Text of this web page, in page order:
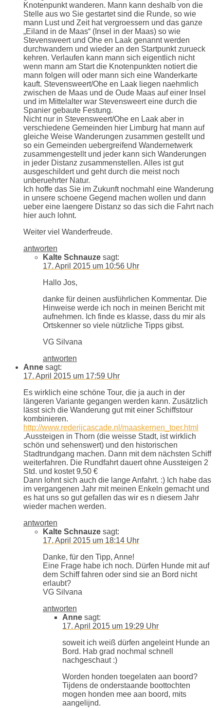
Knotenpunkt wanderen. Mann kann deshalb von die
Stelle aus wo Sie gestartet sind die Runde, so wie
mann Lust und Zeit hat vergroessern und das ganze
„Eiland in de Maas“ (Insel in der Maas) so wie
Stevensweert und Ohe en Laak genannt werden
durchwandern und wieder an den Startpunkt zurueck
kehren. Verlaufen kann mann sich eigentlich nicht
wenn mann am Start die Knotenpunkten notiert die
mann folgen will oder mann sich eine Wanderkarte
kauft. Stevensweert/Ohe en Laak liegen naehmlich
zwischen de Maas und de Oude Maas auf einer Insel
und im Mittelalter war Stevensweert eine durch die
Spanier gebaute Festung.
Nicht nur in Stevensweert/Ohe en Laak aber in
verschiedene Gemeinden hier Limburg hat mann auf
gleiche Weise Wanderungen zusammen gestellt und
so ein Gemeinden uebergreifend Wandernetwerk
zusammengestellt und jeder kann sich Wanderungen
in jeder Distanz zusammenstellen. Alles ist gut
ausgeschildert und geht durch die meist noch
unberuehrter Natur.
Ich hoffe das Sie im Zukunft nochmahl eine Wanderung
in unsere schoene Gegend machen wollen und dann
ueber eine laengere Distanz so das sich die Fahrt nach
hier auch lohnt.
Weiter viel Wanderfreude.
antworten
Kalte Schnauze sagt:
17. April 2015 um 10:56 Uhr
Hallo Jos,
danke für deinen ausführlichen Kommentar. Die
Hinweise werde ich noch in meinen Bericht mit
aufnehmen. Ich finde es klasse, dass du mir als
Ortskenner so viele nützliche Tipps gibst.
VG Silvana
antworten
Anne sagt:
17. April 2015 um 17:59 Uhr
Es wirklich eine schöne Tour, die ja auch in der
längeren Variante gegangen werden kann. Zusätzlich
lässt sich die Wanderung gut mit einer Schiffstour
kombinieren.
http://www.rederijcascade.nl/maaskernen_toer.html
.Aussteigen in Thorn (die weisse Stadt, ist wirklich
schön und sehenswert) und den historischen
Stadtrundgang machen. Dann mit dem nächsten Schiff
weiterfahren. Die Rundfahrt dauert ohne Aussteigen 2
Std. und kostet 9,50 €
Dann lohnt sich auch die lange Anfahrt. :) Ich habe das
im vergangenen Jahr mit meinen Enkeln gemacht und
es hat uns so gut gefallen das wir es n diesem Jahr
wieder machen werden.
antworten
Kalte Schnauze sagt:
17. April 2015 um 18:14 Uhr
Danke, für den Tipp, Anne!
Eine Frage habe ich noch. Dürfen Hunde mit auf
dem Schiff fahren oder sind sie an Bord nicht
erlaubt?
VG Silvana
antworten
Anne sagt:
17. April 2015 um 19:29 Uhr
soweit ich weiß dürfen angeleint Hunde an
Bord. Hab grad nochmal schnell
nachgeschaut :)
Worden honden toegelaten aan boord?
Tijdens de onderstaande boottochten
mogen honden mee aan boord, mits
aangelijnd.